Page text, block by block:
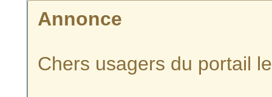
Annonce
Chers usagers du portail